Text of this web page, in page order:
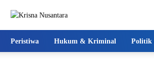
Peristiwa Hukum & Kriminal Politik